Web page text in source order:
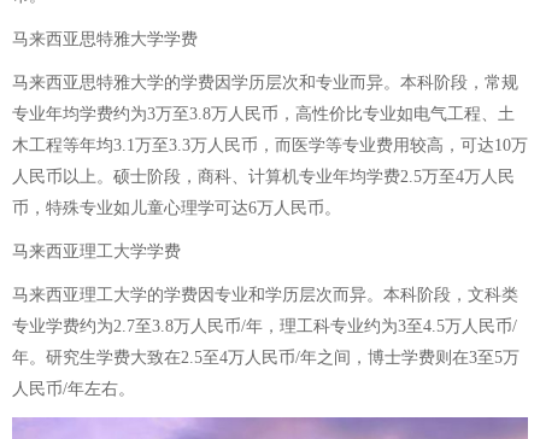
马来西亚思特雅大学学费
马来西亚思特雅大学的学费因学历层次和专业而异。本科阶段，常规
专业年均学费约为3万至3.8万人民币，高性价比专业如电气工程、土
木工程等年均3.1万至3.3万人民币，而医学等专业费用较高，可达10万
人民币以上。硕士阶段，商科、计算机专业年均学费2.5万至4万人民
币，特殊专业如儿童心理学可达6万人民币。
马来西亚理工大学学费
马来西亚理工大学的学费因专业和学历层次而异。本科阶段，文科类
专业学费约为2.7至3.8万人民币/年，理工科专业约为3至4.5万人民币/
年。研究生学费大致在2.5至4万人民币/年之间，博士学费则在3至5万
人民币/年左右。